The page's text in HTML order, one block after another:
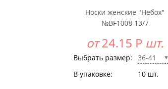
Носки женские "Небох"
№BF1008 13/7
от 24.15 Р шт.
Выбрать размер:
36-41
В упаковке:
10 шт.